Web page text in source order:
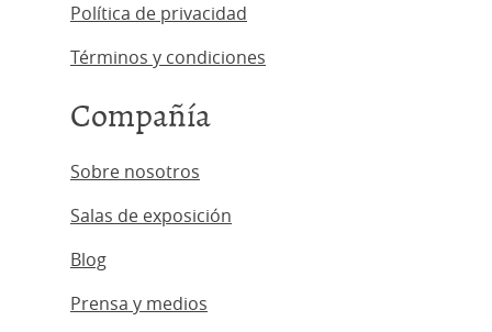
Política de privacidad
Términos y condiciones
Compañía
Sobre nosotros
Salas de exposición
Blog
Prensa y medios